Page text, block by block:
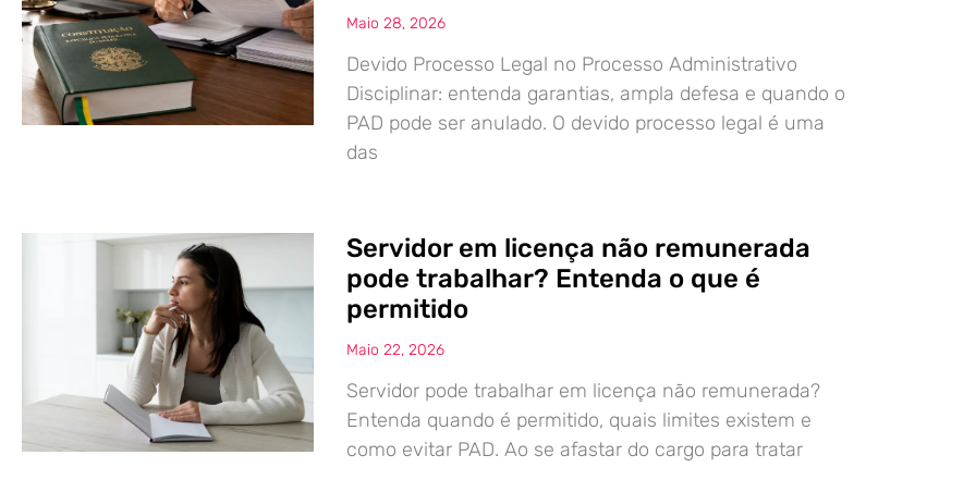
Maio 28, 2026
Devido Processo Legal no Processo Administrativo
Disciplinar: entenda garantias, ampla defesa e quando o
PAD pode ser anulado. O devido processo legal é uma
das
Servidor em licença não remunerada
pode trabalhar? Entenda o que é
permitido
Maio 22, 2026
Servidor pode trabalhar em licença não remunerada?
Entenda quando é permitido, quais limites existem e
como evitar PAD. Ao se afastar do cargo para tratar